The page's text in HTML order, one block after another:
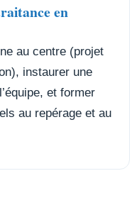
en
au centre (projet
instaurer une
et former
au repérage et au